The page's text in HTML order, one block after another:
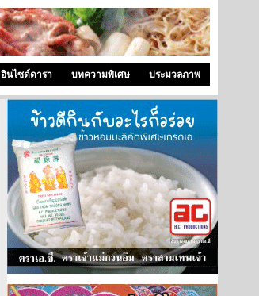
อินไซด์ดารา บทความพิเศษ ประมวลภาพ